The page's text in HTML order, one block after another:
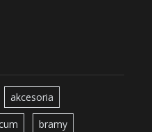
akcesoria
bramy